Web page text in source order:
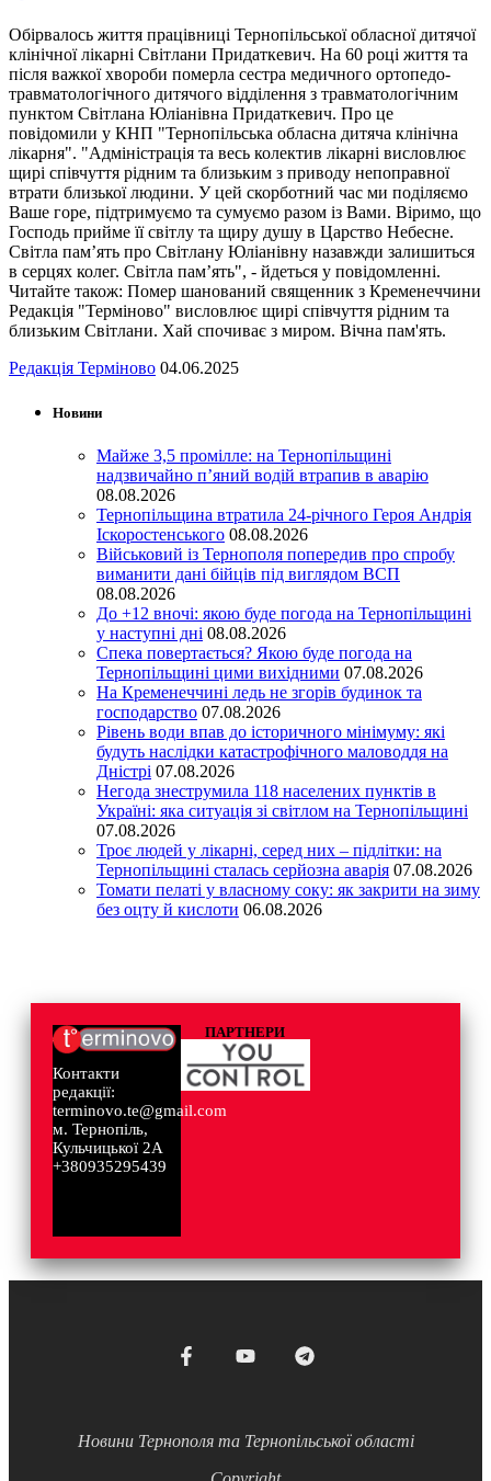
Обірвалось життя працівниці Тернопільської обласної дитячої
клінічної лікарні Світлани Придаткевич. На 60 році життя та
після важкої хвороби померла сестра медичного ортопедо-
травматологічного дитячого відділення з травматологічним
пунктом Світлана Юліанівна Придаткевич. Про це
повідомили у КНП "Тернопільська обласна дитяча клінічна
лікарня". "Адміністрація та весь колектив лікарні висловлює
щирі співчуття рідним та близьким з приводу непоправної
втрати близької людини. У цей скорботний час ми поділяємо
Ваше горе, підтримуємо та сумуємо разом із Вами. Віримо, що
Господь прийме її світлу та щиру душу в Царство Небесне.
Світла пам’ять про Світлану Юліанівну назавжди залишиться
в серцях колег. Світла пам’ять", - йдеться у повідомленні.
Читайте також: Помер шанований священник з Кременеччини
Редакція "Терміново" висловлює щирі співчуття рідним та
близьким Світлани. Хай спочиває з миром. Вічна пам'ять.
Редакція Терміново 04.06.2025
Новини
Майже 3,5 промілле: на Тернопільщині
надзвичайно п’яний водій втрапив в аварію
08.08.2026
Тернопільщина втратила 24-річного Героя Андрія
Іскоростенського 08.08.2026
Військовий із Тернополя попередив про спробу
виманити дані бійців під виглядом ВСП
08.08.2026
До +12 вночі: якою буде погода на Тернопільщині
у наступні дні 08.08.2026
Спека повертається? Якою буде погода на
Тернопільщині цими вихідними 07.08.2026
На Кременеччині ледь не згорів будинок та
господарство 07.08.2026
Рівень води впав до історичного мінімуму: які
будуть наслідки катастрофічного маловоддя на
Дністрі 07.08.2026
Негода знеструмила 118 населених пунктів в
Україні: яка ситуація зі світлом на Тернопільщині
07.08.2026
Троє людей у лікарні, серед них – підлітки: на
Тернопільщині сталась серйозна аварія 07.08.2026
Томати пелаті у власному соку: як закрити на зиму
без оцту й кислоти 06.08.2026
Контакти
редакції:
terminovo.te@gmail.com
м. Тернопіль,
Кульчицької 2А
+380935295439
ПАРТНЕРИ
Новини Тернополя та Тернопільської області